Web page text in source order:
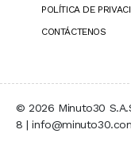
POLÍTICA DE
CONTÁCTENOS
© 2026 Minuto30
8 |